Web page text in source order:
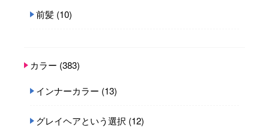
前髪 (10)
カラー (383)
インナーカラー (13)
グレイヘアという選択 (12)